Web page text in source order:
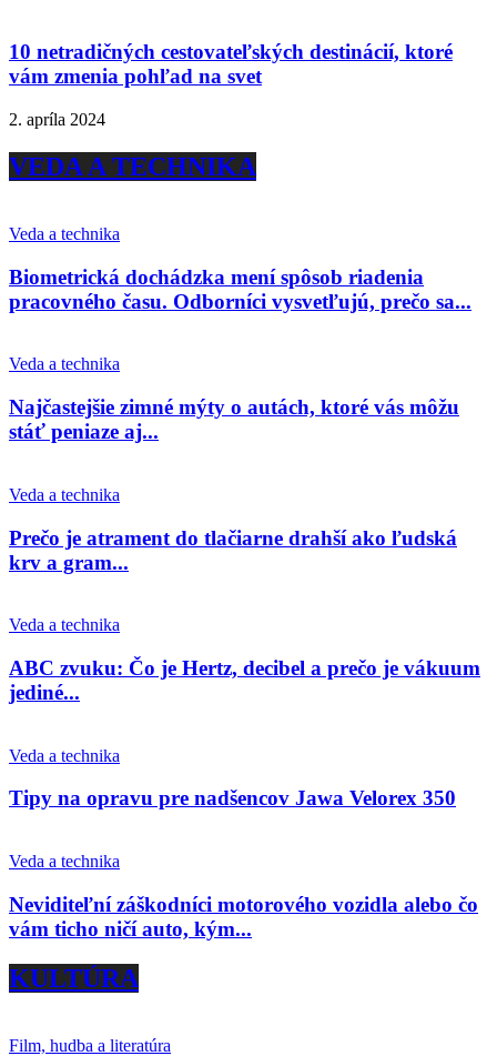
10 netradičných cestovateľských destinácií, ktoré
vám zmenia pohľad na svet
2. apríla 2024
VEDA A TECHNIKA
Veda a technika
Biometrická dochádzka mení spôsob riadenia
pracovného času. Odborníci vysvetľujú, prečo sa...
Veda a technika
Najčastejšie zimné mýty o autách, ktoré vás môžu
stáť peniaze aj...
Veda a technika
Prečo je atrament do tlačiarne drahší ako ľudská
krv a gram...
Veda a technika
ABC zvuku: Čo je Hertz, decibel a prečo je vákuum
jediné...
Veda a technika
Tipy na opravu pre nadšencov Jawa Velorex 350
Veda a technika
Neviditeľní záškodníci motorového vozidla alebo čo
vám ticho ničí auto, kým...
KULTÚRA
Film, hudba a literatúra